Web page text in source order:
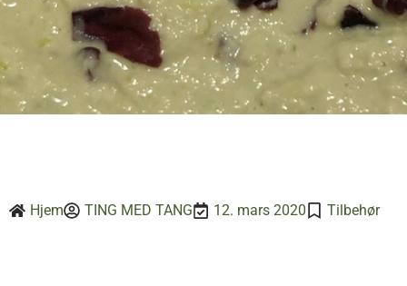
Hjem TING MED TANG 12. mars 2020 Tilbehør